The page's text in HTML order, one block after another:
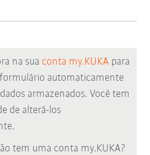
na sua conta my.KUKA para
automaticamente
armazenados. Você tem
de alterá-los
tem uma conta my.KUKA?